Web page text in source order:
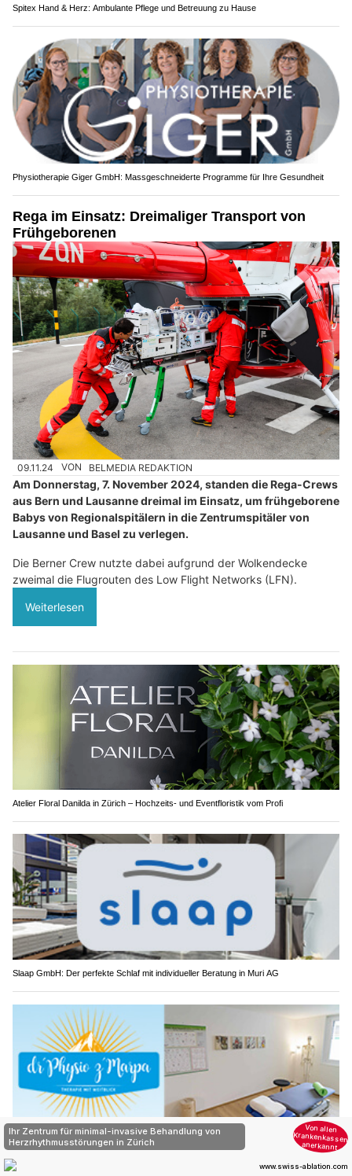
Spitex Hand & Herz: Ambulante Pflege und Betreuung zu Hause
Physiotherapie Giger GmbH: Massgeschneiderte Programme für Ihre Gesundheit
Rega im Einsatz: Dreimaliger Transport von
Frühgeborenen
09.11.24 VON BELMEDIA REDAKTION
Am Donnerstag, 7. November 2024, standen die Rega-Crews
aus Bern und Lausanne dreimal im Einsatz, um frühgeborene
Babys von Regionalspitälern in die Zentrumspitäler von
Lausanne und Basel zu verlegen.
Die Berner Crew nutzte dabei aufgrund der Wolkendecke
zweimal die Flugrouten des Low Flight Networks (LFN).
Weiterlesen
Atelier Floral Danilda in Zürich – Hochzeits- und Eventfloristik vom Profi
Slaap GmbH: Der perfekte Schlaf mit individueller Beratung in Muri AG
Gesund durch Bewegung: Therapieangebote bei dr’Physio z’Marpa